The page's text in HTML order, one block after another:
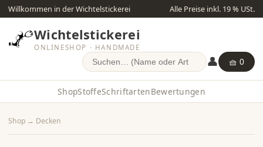
Willkommen in der Wichtelstickerei Alle Preise inkl. 19 % USt.
Wichtelstickerei
ONLINESHOP · HANDMADE
👤 🧺 0
ShopStoffeSchriftartenBewertungen
Shop → Decken